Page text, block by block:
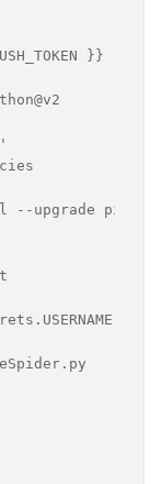
}}  # 自定
--upgrade pip
}}